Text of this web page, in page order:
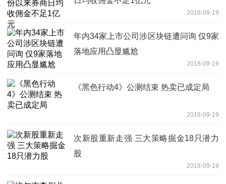
2018-09-19
年内34家上市公司涉区块链遭问询 仅9家
落地应用凸显尴尬
2018-09-19
《黑色行动4》公测结束 热卖已成定局
2018-09-19
次新股重新走强 三大策略掘金18只潜力
股
2018-09-19